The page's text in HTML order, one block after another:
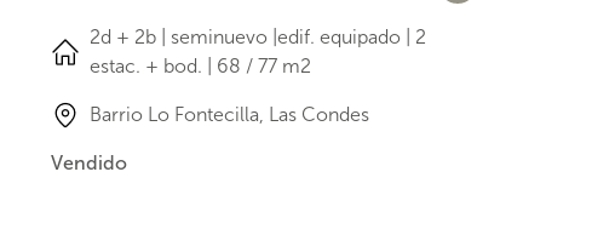
2d + 2b | seminuevo |edif. equipado | 2
estac. + bod. | 68 / 77 m2
Barrio Lo Fontecilla, Las Condes
Vendido